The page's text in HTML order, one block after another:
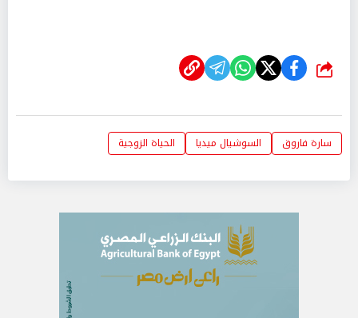
شارك
سارة فاروق السوشيال ميديا الحياة الزوجية